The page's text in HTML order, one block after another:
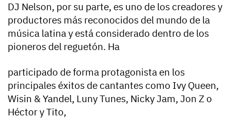
DJ Nelson, por su parte, es uno de los creadores y
productores más reconocidos del mundo de la
música latina y está considerado dentro de los
pioneros del reguetón. Ha
participado de forma protagonista en los
principales éxitos de cantantes como Ivy Queen,
Wisin & Yandel, Luny Tunes, Nicky Jam, Jon Z o
Héctor y Tito,